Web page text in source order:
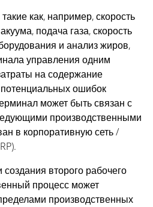
как, например, скорость
подача газа, скорость
и анализ жиров,
управления одним
на содержание
ошибок
может быть связан с
производственными
в корпоративную сеть /
второго рабочего
процесс может
производственных